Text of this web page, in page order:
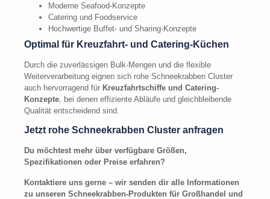
Moderne Seafood-Konzepte
Catering und Foodservice
Hochwertige Buffet- und Sharing-Konzepte
Optimal für Kreuzfahrt- und Catering-Küchen
Durch die zuverlässigen Bulk-Mengen und die flexible
Weiterverarbeitung eignen sich rohe Schneekrabben Cluster
auch hervorragend für Kreuzfahrtschiffe und Catering-
Konzepte , bei denen effiziente Abläufe und gleichbleibende
Qualität entscheidend sind.
Jetzt rohe Schneekrabben Cluster anfragen
Du möchtest mehr über verfügbare Größen,
Spezifikationen oder Preise erfahren?
Kontaktiere uns gerne – wir senden dir alle Informationen
zu unseren Schneekrabben-Produkten für Großhandel und